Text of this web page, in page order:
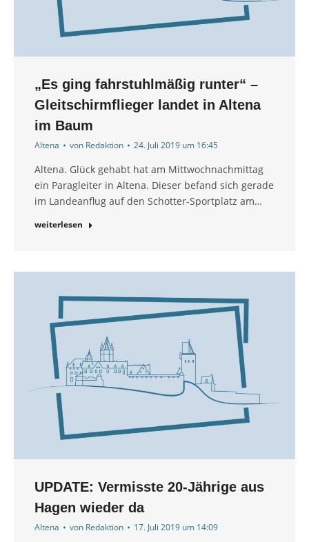
„Es ging fahrstuhlmäßig runter“ –
Gleitschirmflieger landet in Altena
im Baum
Altena von Redaktion 24. Juli 2019 um 16:45
Altena. Glück gehabt hat am Mittwochnachmittag
ein Paragleiter in Altena. Dieser befand sich gerade
im Landeanflug auf den Schotter-Sportplatz am…
weiterlesen
UPDATE: Vermisste 20-Jährige aus
Hagen wieder da
Altena von Redaktion 17. Juli 2019 um 14:09